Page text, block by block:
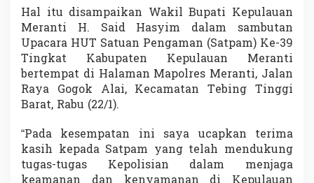
M
e
r
a
n
i
U
p
k
n
Hal itu disampaikan Wakil Bupati Kepulauan
Meranti H. Said Hasyim dalam sambutan
Upacara HUT Satuan Pengaman (Satpam) Ke-39
Tingkat Kabupaten Kepulauan Meranti
bertempat di Halaman Mapolres Meranti, Jalan
Raya Gogok Alai, Kecamatan Tebing Tinggi
Barat, Rabu (22/1).
“Pada kesempatan ini saya ucapkan terima
kasih kepada Satpam yang telah mendukung
tugas-tugas Kepolisian dalam menjaga